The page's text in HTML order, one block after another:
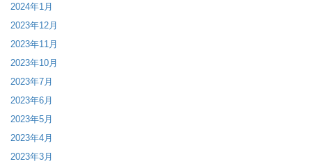
2024年1月
2023年12月
2023年11月
2023年10月
2023年7月
2023年6月
2023年5月
2023年4月
2023年3月